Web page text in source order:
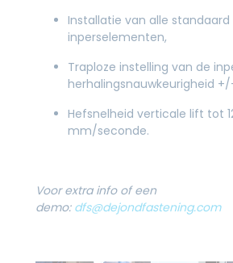
Installatie van alle standaard
inperselementen,
Traploze instelling van de
herhalingsnauwkeurigheid +/-
Hefsnelheid verticale lift tot
mm/seconde.
Voor extra info of een
demo: dfs@dejondfastening.com